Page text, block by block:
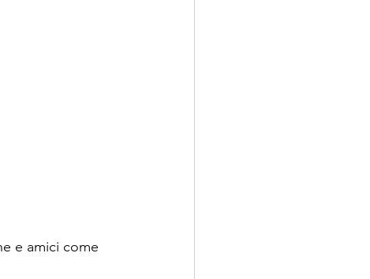
e amici come